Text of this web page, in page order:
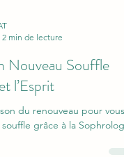
2 min de lecture
Souffle
l’Esprit
du renouveau pour vous
grâce à la